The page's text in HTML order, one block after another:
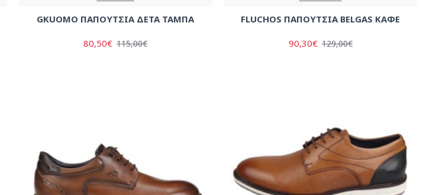
GKUOMO ΠΑΠΟΥΤΣΙΑ ΔΕΤΑ ΤΑΜΠΑ
80,50€ 115,00€
FLUCHOS ΠΑΠΟΥΤΣΙΑ BELGAS ΚΑΦΕ
90,30€ 129,00€